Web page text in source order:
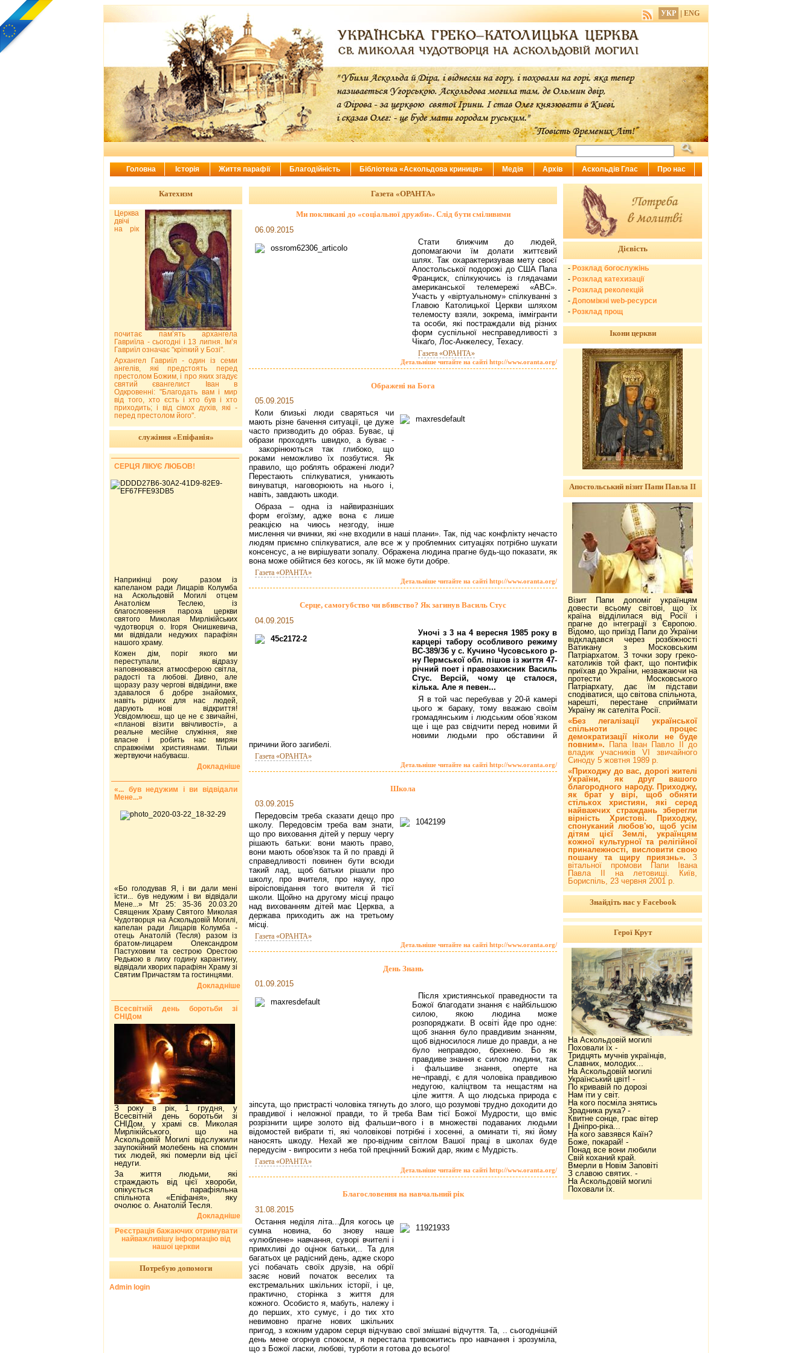
Газета «ОРАНТА»
Ми покликані до «соціальної дружби». Слід бути сміливими
06.09.2015
Стати ближчим до людей,
допомагаючи їм долати життєвий
шлях. Так охарактеризував мету своєї
Апостольської подорожі до США Папа
Франциск, спілкуючись із глядачами
американської телемережі «ABC».
Участь у «віртуальному» спілкуванні з
Главою Католицької Церкви шляхом
телемосту взяли, зокрема, іммігранти
та особи, які постраждали від різних
форм суспільної несправедливості з
Чікаґо, Лос-Анжелесу, Техасу.
Газета «ОРАНТА»
Детальніше читайте на сайті http://www.oranta.org/
Ображені на Бога
05.09.2015
Коли близькі люди сваряться чи
мають різне бачення ситуації, це дуже
часто призводить до образ. Буває, ці
образи проходять швидко, а буває -
закорінюються так глибоко, що
роками неможливо їх позбутися. Як
правило, що роблять ображені люди?
Перестають спілкуватися, уникають
винуватця, наговорюють на нього і,
навіть, завдають шкоди.
Образа – одна із найвиразніших
форм егоїзму, адже вона є лише
реакцією на чиюсь незгоду, інше
мислення чи вчинки, які «не входили в наші плани». Так, під час конфлікту нечасто
людям приємно спілкуватися, але все ж у проблемних ситуаціях потрібно шукати
консенсус, а не вирішувати зопалу. Ображена людина прагне будь-що показати, як
вона може обійтися без когось, як їй може бути добре.
Газета «ОРАНТА»
Детальніше читайте на сайті http://www.oranta.org/
Серце, самогубство чи вбивство? Як загинув Василь Стус
04.09.2015
Уночі з 3 на 4 вересня 1985 року в
карцері табору особливого режиму
ВС-389/36 у с. Кучино Чусовського р-
ну Пермської обл. пішов із життя 47-
річний поет і правозахисник Василь
Стус. Версій, чому це сталося,
кілька. Але я певен...
Я в той час перебував у 20-й камері
цього ж бараку, тому вважаю своїм
громадянським і людським обов`язком
ще і ще раз свідчити перед новими й
новими людьми про обставини й
причини його загибелі.
Газета «ОРАНТА»
Детальніше читайте на сайті http://www.oranta.org/
Школа
03.09.2015
Передовсім треба сказати дещо про
школу. Передовсім треба вам знати,
що про виховання дітей у першу чергу
рішають батьки: вони мають право,
вони мають обов'язок та й по правді й
справедливості повинен бути всюди
такий лад, щоб батьки рішали про
школу, про вчителя, про науку, про
віроісповідання того вчителя й тієї
школи. Щойно на другому місці працю
над вихованням дітей має Церква, а
держава приходить аж на третьому
місці.
Газета «ОРАНТА»
Детальніше читайте на сайті http://www.oranta.org/
День Знань
01.09.2015
Після християнської праведности та
Божої благодати знання є найбільшою
силою, якою людина може
розпоряджати. В освіті йде про одне:
щоб знання було правдивим знанням,
щоб відносилося лише до правди, а не
було неправдою, брехнею. Бо як
правдиве знання є силою людини, так
і фальшиве знання, оперте на
не¬правді, є для чоловіка правдивою
недугою, каліцтвом та нещастям на
ціле життя. А що людська природа є
зіпсута, що пристрасті чоловіка тягнуть до злого, що розумові трудно доходити до
правдивої і неложної правди, то й треба Вам тієї Божої Мудрости, що вміє
розрізнити щире золото від фальши¬вого і в множестві подаваних людьми
відомостей вибрати ті, які чоловікові потрібні і хосенні, а оминати ті, які йому
наносять шкоду. Нехай же про-відним світлом Вашої праці в школах буде
передусім - випросити з неба той прецінний Божий дар, яким є Мудрість.
Газета «ОРАНТА»
Детальніше читайте на сайті http://www.oranta.org/
Благословення на навчальний рік
31.08.2015
Остання неділя літа...Для когось це
сумна новина, бо знову наше
«улюблене» навчання, суворі вчителі і
примхливі до оцінок батьки,.. Та для
багатьох це радісний день, адже скоро
усі побачать своїх друзів, на обрії
засяє новий початок веселих та
екстремальних шкільних історії, і це,
практично, сторінка з життя для
кожного. Особисто я, мабуть, належу і
до перших, хто сумує, і до тих хто
невимовно прагне нових шкільних
пригод, з кожним ударом серця відчуваю свої змішані відчуття. Та, .. сьогоднішній
день мене огорнув спокоєм, я перестала тривожитись про навчання і зрозуміла,
що з Божої ласки, любові, турботи я готова до всього!
Катехизм
Церква
двічі
на рік
почитає пам’ять архангела
Гавриїла - сьогодні і 13 липня. Ім’я
Гавриїл означає "кріпкий у Бозі".
Архангел Гавриїл - один із семи
ангелів, які предстоять перед
престолом Божим, і про яких згадує
святий євангелист Іван в
Одкровенні: "Благодать вам і мир
від того, хто єсть і хто був і хто
приходить; і від сімох духів, які -
перед престолом його".
служіння «Епіфанія»
СЕРЦЯ ЛІКУЄ ЛЮБОВ!
Наприкінці року разом із
капеланом ради Лицарів Колумба
на Аскольдовій Могилі отцем
Анатолієм Теслею, із
благословення пароха церкви
святого Миколая Мирлікійських
чудотворця о. Ігоря Онишкевича,
ми відвідали недужих парафіян
нашого храму.
Кожен дім, поріг якого ми
переступали, відразу
наповнювався атмосферою світла,
радості та любові. Дивно, але
щоразу разу чергові відвідини, вже
здавалося б добре знайомих,
навіть рідних для нас людей,
дарують нові відкриття!
Усвідомлюєш, що це не є звичайні,
«планові візити ввічливості», а
реальне месійне служіння, яке
власне і робить нас мирян
справжніми християнами. Тільки
жертвуючи набуваєш.
Докладніше
«... був недужим і ви відвідали
Мене...»
«Бо голодував Я, і ви дали мені
їсти... був недужим і ви відвідали
Мене...» Мт 25: 35-36 20.03.20
Священик Храму Святого Миколая
Чудотворця на Аскольдовій Могилі,
капелан ради Лицарів Колумба -
отець Анатолій (Тесля) разом із
братом-лицарем Олександром
Пастуховим та сестрою Орестою
Редькою в лиху годину карантину,
відвідали хворих парафіян Храму зі
Святим Причастям та гостинцями.
Докладніше
Всесвітній день боротьби зі
СНІДом
З року в рік, 1 грудня, у
Всесвітній день боротьби зі
СНІДом, у храмі св. Миколая
Мирлікійського, що на
Аскольдовій Могилі відслужили
заупокійний молебень на спомин
тих людей, які померли від цієї
недуги.
За життя людьми, які
страждають від цієї хвороби,
опікується парафіяльна
спільнота «Епіфанія», яку
очолює о. Анатолій Тесля.
Докладніше
Реєстрація бажаючих отримувати
найважливішу інформацію від
нашої церкви
Потребую допомоги
Admin login
Дієвість
- Розклад богослужінь
- Розклад катехизації
- Розклад реколекцій
- Допоміжні web-ресурси
- Розклад прощ
Ікони церкви
Апостольський візит Папи Павла ІІ
Візит Папи допоміг українцям
довести всьому світові, що їх
країна відділилася від Росії і
прагне до інтеграції з Європою.
Відомо, що приїзд Папи до України
відкладався через розбіжності
Ватикану з Московським
Патріархатом. З точки зору греко-
католиків той факт, що понтифік
приїхав до України, незважаючи на
протести Московського
Патріархату, дає їм підстави
сподіватися, що світова спільнота,
нарешті, перестане сприймати
Україну як сателіта Росії.
«Без легалізації української
спільноти процес
демократизації ніколи не буде
повним».
Папа Іван Павло ІІ до
владик учасників VI звичайного
Синоду 5 жовтня 1989 р.
«Приходжу до вас, дорогі жителі
України, як друг вашого
благородного народу. Приходжу,
як брат у вірі, щоб обняти
стількох християн, які серед
найважчих страждань зберегли
вірність Христові. Приходжу,
спонуканий любов'ю, щоб усім
дітям цієї Землі, українцям
кожної культурної та релігійної
приналежності, висловити свою
пошану та щиру приязнь». З
вітальної промови Папи Івана
Павла ІІ на летовищі. Київ,
Бориспіль, 23 червня 2001 р.
Знайдіть нас у Facebook
Герої Крут
На Аскольдовій могилі
Поховали їх -
Тридцять мучнів українців,
Славних, молодих...
На Аскольдовій могилі
Український цвіт! -
По кривавій по дорозі
Нам іти у світ.
На кого посміла знятись
Зрадника рука? -
Квитне сонце, грає вітер
І Дніпро-ріка...
На кого завзявся Каїн?
Боже, покарай! -
Понад все вони любили
Свій коханий край.
Вмерли в Новім Заповіті
З славою святих. -
На Аскольдовій могилі
Поховали їх.
УКР ENG
Головна Історія Життя парафії Благодійність Бібліотека «Аскольдова криниця» Медія Архів Аскольдів Глас Про нас